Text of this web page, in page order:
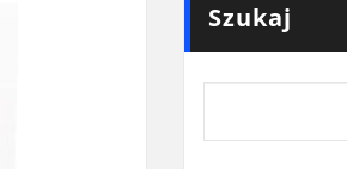
Szukaj